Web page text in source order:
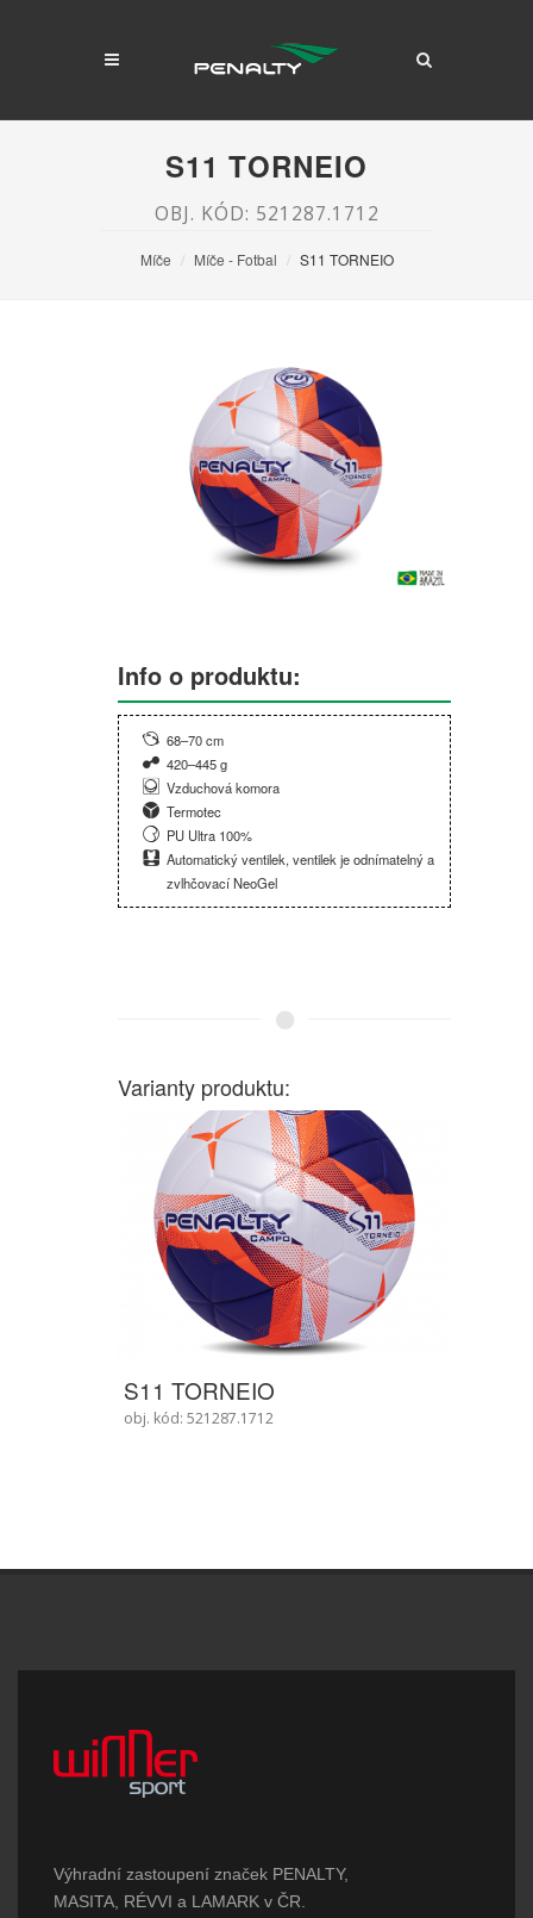
S11 TORNEIO
OBJ. KÓD: 521287.1712
Míče Míče - Fotbal S11 TORNEIO
Info o produktu:
68–70 cm
420–445 g
Vzduchová komora
Termotec
PU Ultra 100%
Automatický ventilek, ventilek je odnímatelný a
zvlhčovací NeoGel
Varianty produktu:
S11 TORNEIO
obj. kód: 521287.1712
Výhradní zastoupení značek PENALTY,
MASITA, RÉVVI a LAMARK v ČR.